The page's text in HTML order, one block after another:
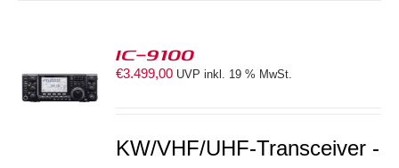
IC-9100
€3.499,00 UVP inkl. 19 % MwSt.
KW/VHF/UHF-Transceiver -